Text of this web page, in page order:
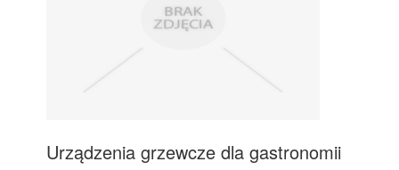
Urządzenia grzewcze dla gastronomii